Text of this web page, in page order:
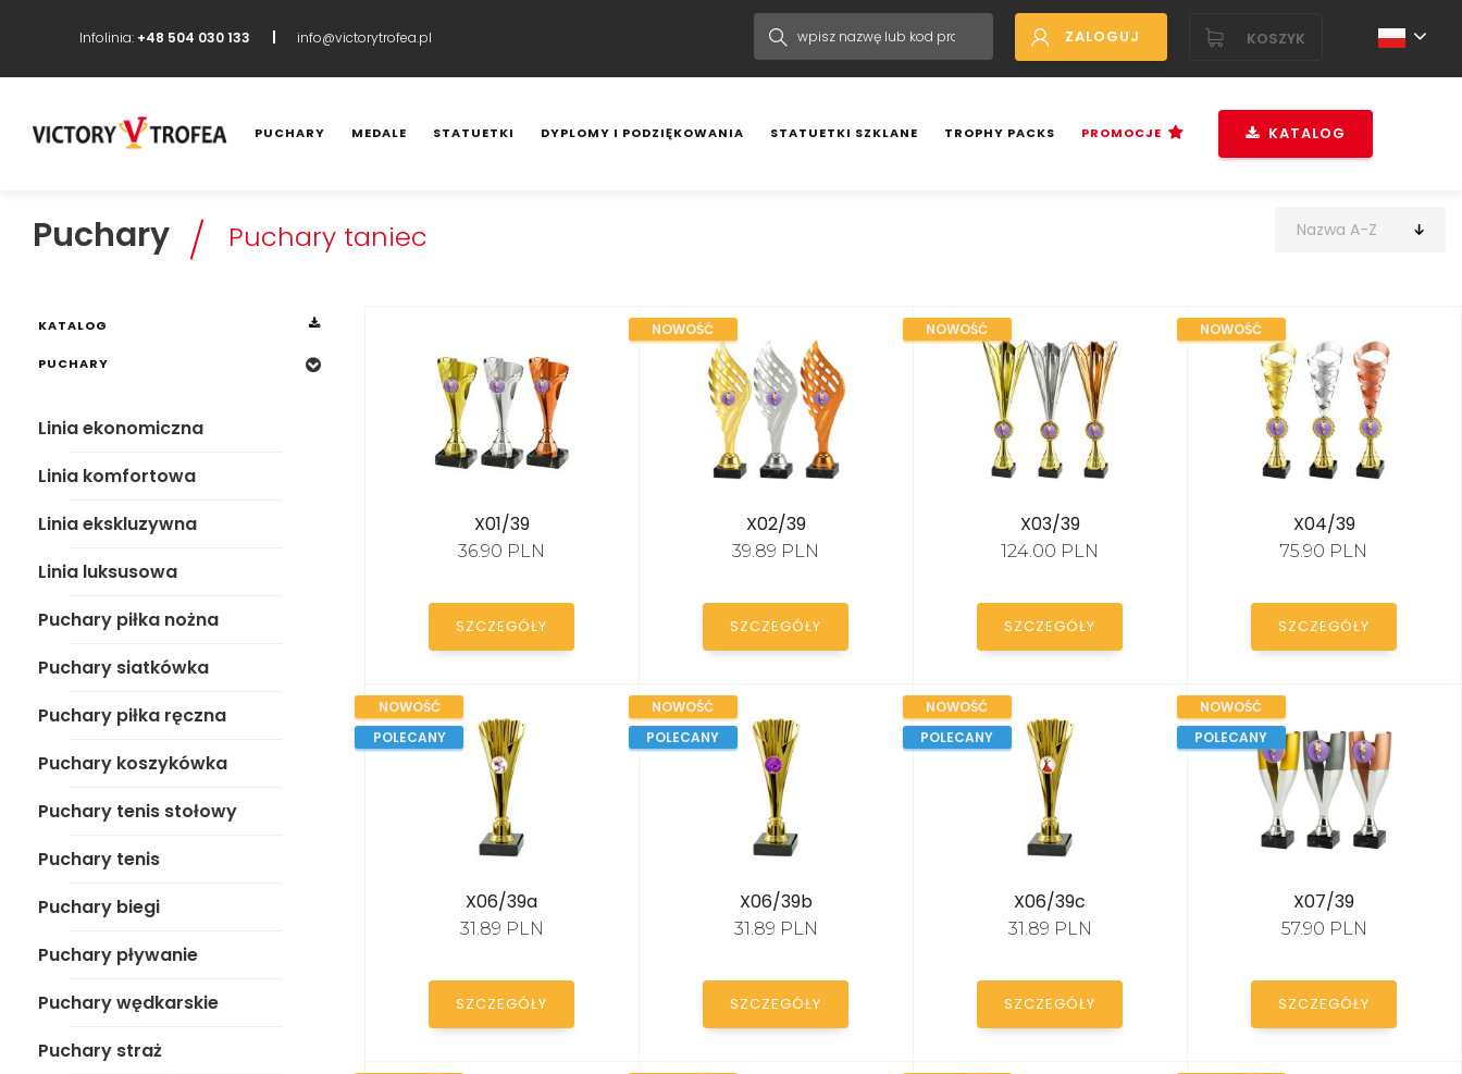
PUCHARY MEDALE STATUETKI DYPLOMY I PODZIĘKOWANIA STATUETKI SZKLANE TROPHY PACKS PROMOCJE KATALOG
Linia ekonomiczna
Linia ekskluzywna
Infolinia: +48 504 030 133 info@victorytrofea.pl ZALOGUJ KOSZYK
Puchary Puchary taniec
KATALOG
PUCHARY
Linia ekonomiczna
Linia komfortowa
Linia ekskluzywna
Linia luksusowa
Puchary piłka nożna
Puchary siatkówka
Puchary piłka ręczna
Puchary koszykówka
Puchary tenis stołowy
Puchary tenis
Puchary biegi
Puchary pływanie
Puchary wędkarskie
Puchary straż
X01/39
36.90 PLN
SZCZEGÓŁY
NOWOŚĆ
X02/39
39.89 PLN
SZCZEGÓŁY
NOWOŚĆ
X03/39
124.00 PLN
SZCZEGÓŁY
NOWOŚĆ
X04/39
75.90 PLN
SZCZEGÓŁY
NOWOŚĆ
POLECANY
X06/39a
31.89 PLN
SZCZEGÓŁY
NOWOŚĆ
POLECANY
X06/39b
31.89 PLN
SZCZEGÓŁY
NOWOŚĆ
POLECANY
X06/39c
31.89 PLN
SZCZEGÓŁY
NOWOŚĆ
POLECANY
X07/39
57.90 PLN
SZCZEGÓŁY